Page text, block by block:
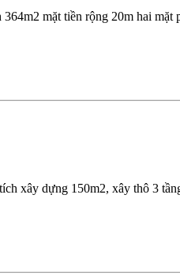
mặt tiền rộng 20m hai mặt
xây dựng 150m2, xây thô 3